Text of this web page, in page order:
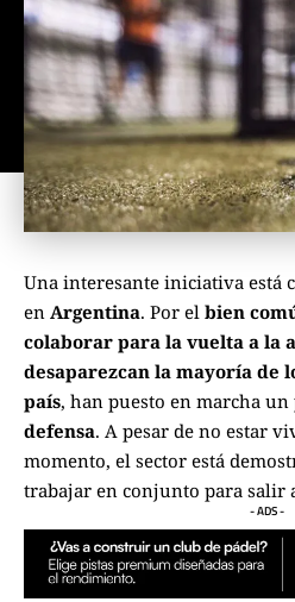
Una interesante iniciativa está
en Argentina. Por el bien
colaborar para la vuelta a la
desaparezcan la mayoría de
país, han puesto en marcha un
defensa. A pesar de no estar
momento, el sector está
trabajar en conjunto para salir
- ADS -